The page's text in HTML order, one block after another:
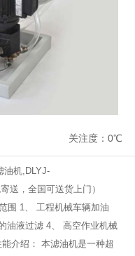
关注度： 0℃
油机,DLYJ-
送，全国可送货上门）
围 1、 工程机械车辆加油
油液过滤 4、 高空作业机械
介绍： 本滤油机是一种超